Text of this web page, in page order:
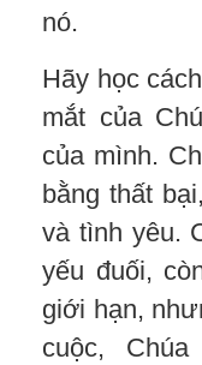
nó.
Hãy học
mắt của
của mình.
bằng thất
và tình yêu.
yếu đuối,
giới hạn,
cuộc,